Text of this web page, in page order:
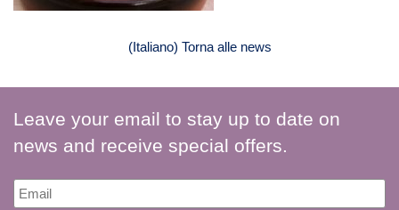
(Italiano) Torna alle news
Leave your email to stay up to date on
news and receive special offers.